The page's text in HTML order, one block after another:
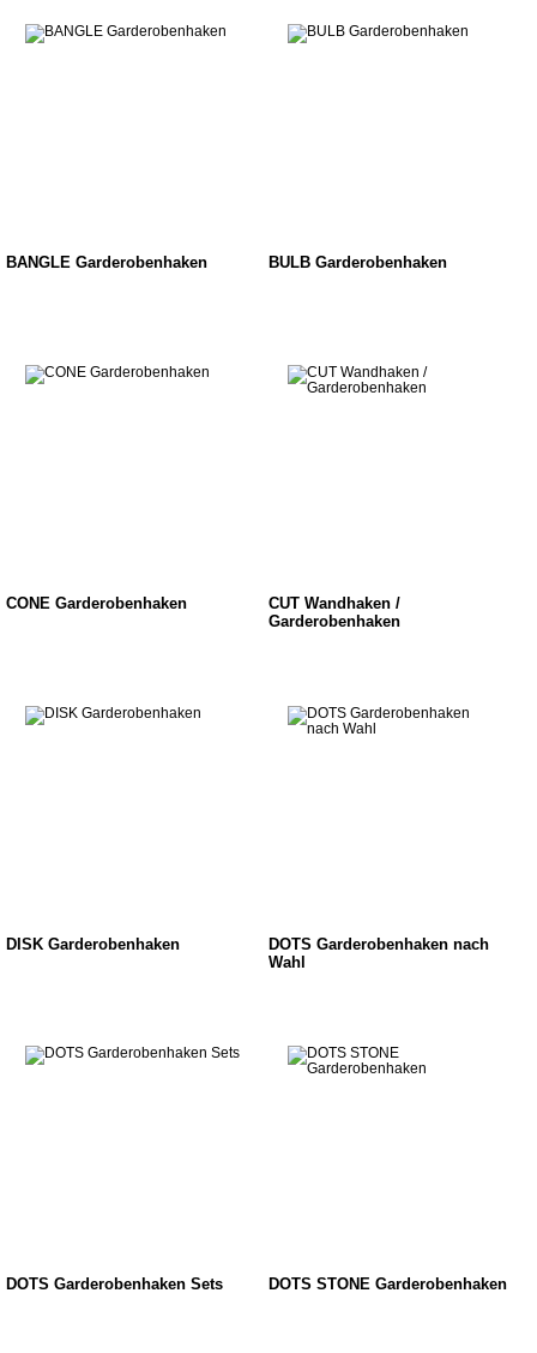
BANGLE Garderobenhaken BULB Garderobenhaken
CONE Garderobenhaken
CUT Wandhaken /
Garderobenhaken
DISK Garderobenhaken
DOTS Garderobenhaken nach
Wahl
DOTS Garderobenhaken Sets DOTS STONE Garderobenhaken